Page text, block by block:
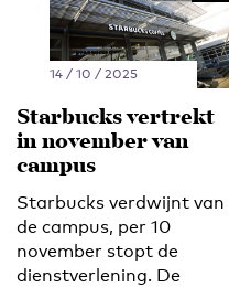
14 / 10 / 2025
Starbucks vertrekt
in november van
campus
Starbucks verdwijnt van
de campus, per 10
november stopt de
dienstverlening. De